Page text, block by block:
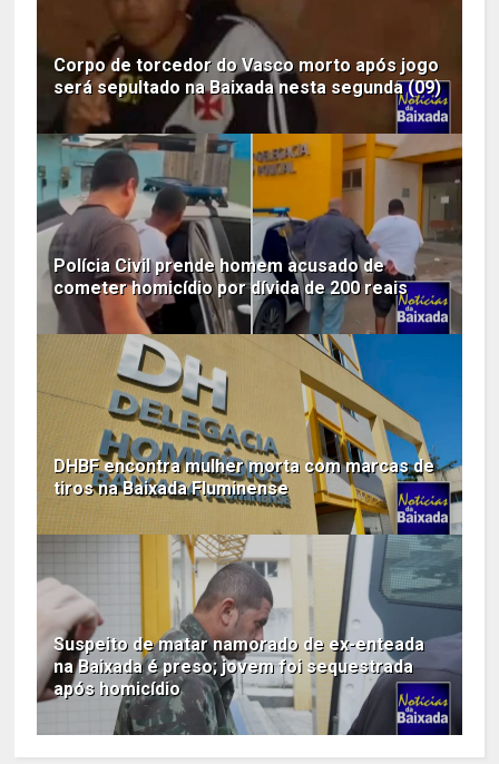
Corpo de torcedor do Vasco morto após jogo
será sepultado na Baixada nesta segunda (09)
Polícia Civil prende homem acusado de
cometer homicídio por dívida de 200 reais
DHBF encontra mulher morta com marcas de
tiros na Baixada Fluminense
Suspeito de matar namorado de ex-enteada
na Baixada é preso; jovem foi sequestrada
após homicídio